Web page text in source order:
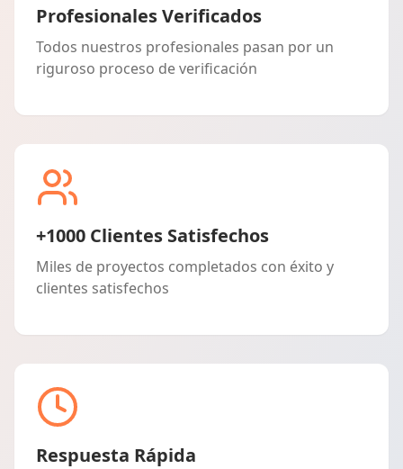
Profesionales Verificados
Todos nuestros profesionales pasan por un
riguroso proceso de verificación
+1000 Clientes Satisfechos
Miles de proyectos completados con éxito y
clientes satisfechos
Respuesta Rápida